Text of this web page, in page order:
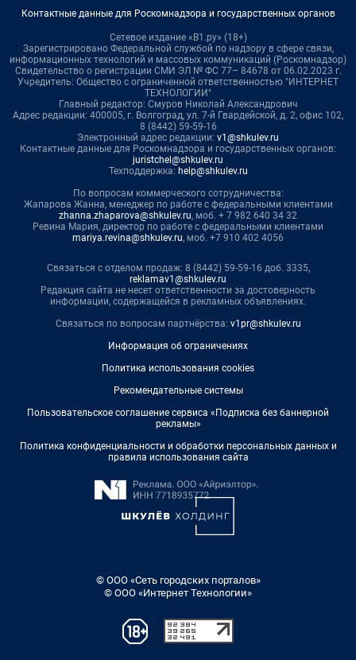
Контактные данные для Роскомнадзора и государственных органов
Сетевое издание «В1.ру» (18+)
Зарегистрировано Федеральной службой по надзору в сфере связи,
информационных технологий и массовых коммуникаций (Роскомнадзор)
Свидетельство о регистрации СМИ ЭЛ № ФС 77– 84678 от 06.02.2023 г.
Учредитель: Общество с ограниченной ответственностью "ИНТЕРНЕТ
ТЕХНОЛОГИИ"
Главный редактор: Смуров Николай Александрович
Адрес редакции: 400005, г. Волгоград, ул. 7-й Гвардейской, д. 2, офис 102,
8 (8442) 59-59-16
Электронный адрес редакции: v1@shkulev.ru
Контактные данные для Роскомнадзора и государственных органов:
juristchel@shkulev.ru
Техподдержка: help@shkulev.ru
По вопросам коммерческого сотрудничества:
Жапарова Жанна, менеджер по работе с федеральными клиентами
zhanna.zhaparova@shkulev.ru, моб. + 7 982 640 34 32
Ревина Мария, директор по работе с федеральными клиентами
mariya.revina@shkulev.ru, моб. +7 910 402 4056
Связаться с отделом продаж: 8 (8442) 59-59-16 доб. 3335,
reklamav1@shkulev.ru
Редакция сайта не несет ответственности за достоверность
информации, содержащейся в рекламных объявлениях.
Связаться по вопросам партнёрства: v1pr@shkulev.ru
Информация об ограничениях
Политика использования cookies
Рекомендательные системы
Пользовательское соглашение сервиса «Подписка без баннерной
рекламы»
Политика конфиденциальности и обработки персональных данных и
правила использования сайта
© ООО «Сеть городских порталов»
© ООО «Интернет Технологии»